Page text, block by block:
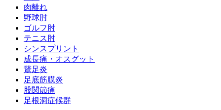
肉離れ
野球肘
ゴルフ肘
テニス肘
シンスプリント
成長痛・オスグット
鵞足炎
足底筋膜炎
股関節痛
足根洞症候群